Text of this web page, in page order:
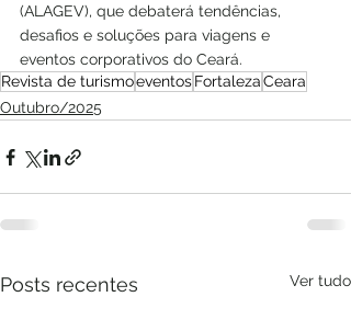
(ALAGEV), que debaterá tendências,
desafios e soluções para viagens e
eventos corporativos do Ceará.
Revista de turismoeventosFortalezaCeara
Outubro/2025
Posts recentes Ver tudo